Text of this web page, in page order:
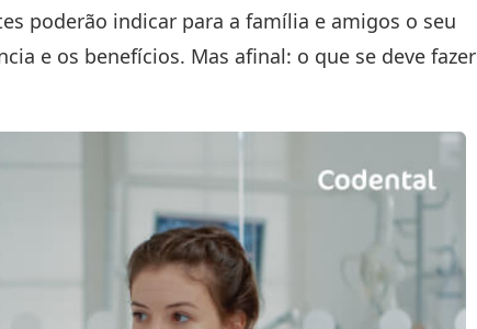
poderão indicar para a família e amigos o seu
e os benefícios. Mas afinal: o que se deve fazer